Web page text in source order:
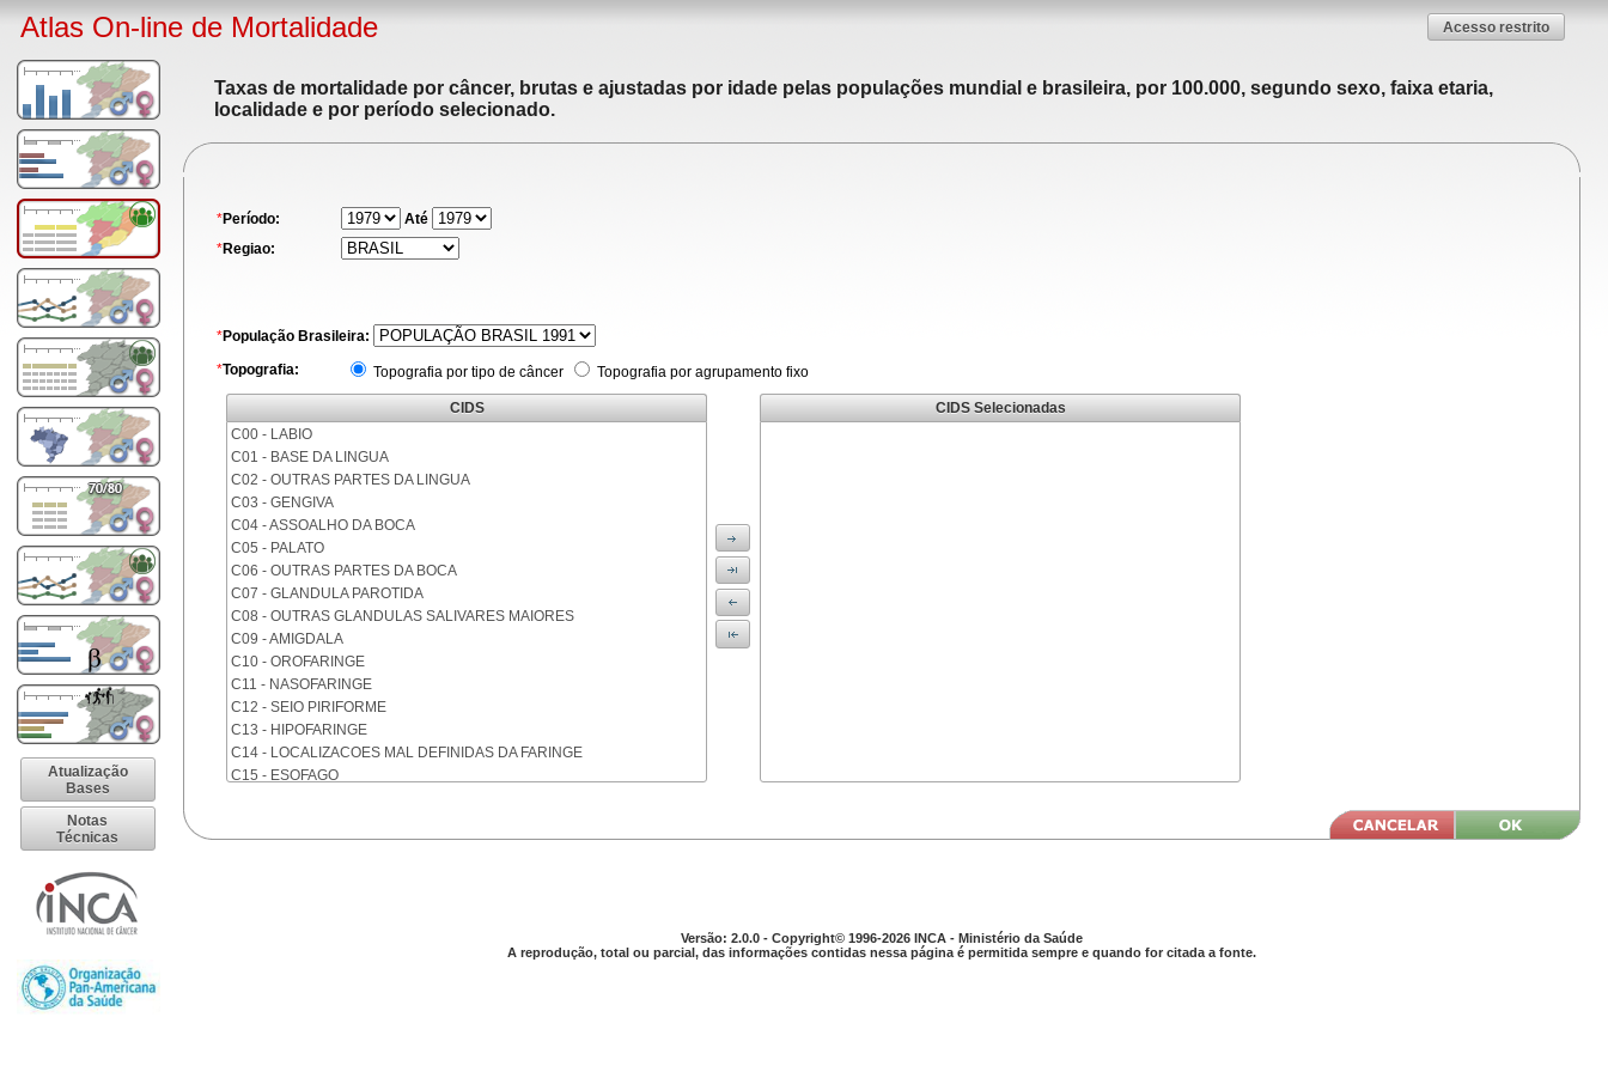
Atlas On-line de Mortalidade Acesso restrito
Atualização
Bases
Notas
Técnicas
Taxas de mortalidade por câncer, brutas e ajustadas por idade pelas populações mundial e brasileira, por 100.000, segundo sexo, faixa etaria,
localidade e por período selecionado.
*Período:
Até
*Regiao:
*População Brasileira:
*Topografia: Topografia por tipo de câncer Topografia por agrupamento fixo
CIDS
C00 - LABIO
C01 - BASE DA LINGUA
C02 - OUTRAS PARTES DA LINGUA
C03 - GENGIVA
C04 - ASSOALHO DA BOCA
C05 - PALATO
C06 - OUTRAS PARTES DA BOCA
C07 - GLANDULA PAROTIDA
C08 - OUTRAS GLANDULAS SALIVARES MAIORES
C09 - AMIGDALA
C10 - OROFARINGE
C11 - NASOFARINGE
C12 - SEIO PIRIFORME
C13 - HIPOFARINGE
C14 - LOCALIZACOES MAL DEFINIDAS DA FARINGE
C15 - ESOFAGO
C18 - COLON
CIDS Selecionadas
Versão: 2.0.0 - Copyright© 1996-2026 INCA - Ministério da Saúde
A reprodução, total ou parcial, das informações contidas nessa página é permitida sempre e quando for citada a fonte.